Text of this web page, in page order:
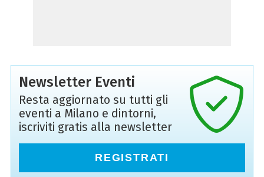
Newsletter Eventi
Resta aggiornato su tutti gli
eventi a Milano e dintorni,
iscriviti gratis alla newsletter
REGISTRATI